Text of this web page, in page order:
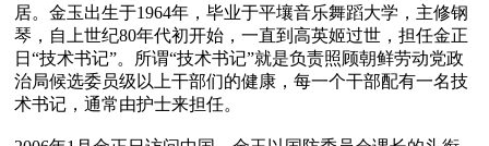
居。金玉出生于1964年，毕业于平壤音乐舞蹈大学，主修钢
琴，自上世纪80年代初开始，一直到高英姬过世，担任金正
日“技术书记”。所谓“技术书记”就是负责照顾朝鲜劳动党政
治局候选委员级以上干部们的健康，每一个干部配有一名技
术书记，通常由护士来担任。